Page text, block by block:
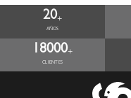
20+
AÑOS
18000+
CLIENTES